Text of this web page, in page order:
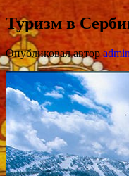
Туризм в
Опубликовал авторadmin